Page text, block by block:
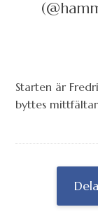
Starten är
byttes